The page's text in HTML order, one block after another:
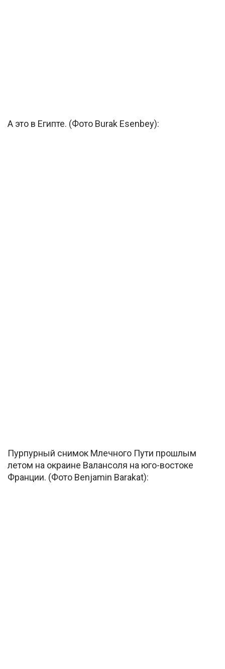
А это в Египте. (Фото Burak Esenbey):
Пурпурный снимок Млечного Пути прошлым
летом на окраине Валансоля на юго-востоке
Франции. (Фото Benjamin Barakat):